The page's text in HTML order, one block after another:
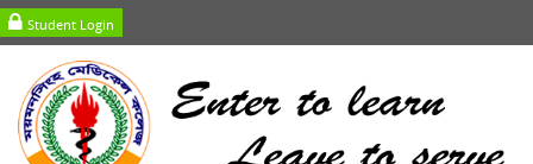
Student Login